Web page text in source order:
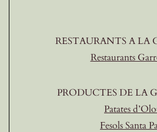
RESTAURANTS A LA
Restaurants
PRODUCTES DE LA
Patates
Fesols Santa